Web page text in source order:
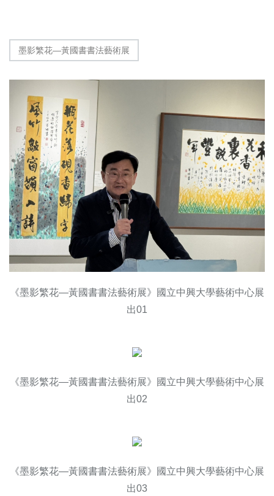
墨影繁花—黃國書書法藝術展
《墨影繁花—黃國書書法藝術展》國立中興大學藝術中心展
出01
《墨影繁花—黃國書書法藝術展》國立中興大學藝術中心展
出02
《墨影繁花—黃國書書法藝術展》國立中興大學藝術中心展
出03